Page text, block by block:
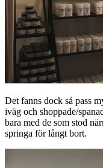
Det fanns dock så pass
iväg och shoppade/
bara med de som stod
springa för långt bort.